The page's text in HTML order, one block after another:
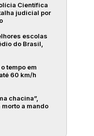
Científica
judicial por
escolas
do Brasil,
tempo em
60 km/h
chacina”,
a mando